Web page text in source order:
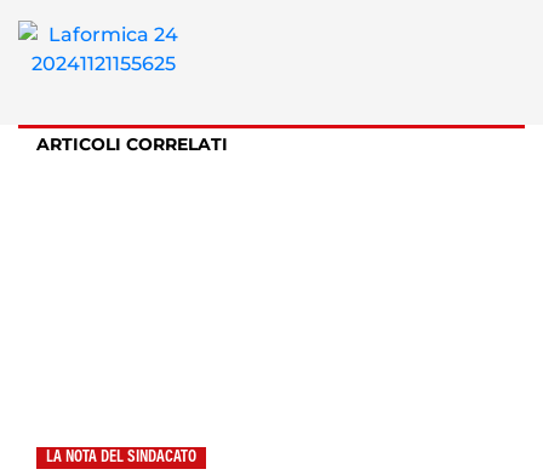
ARTICOLI CORRELATI
LA NOTA DEL SINDACATO